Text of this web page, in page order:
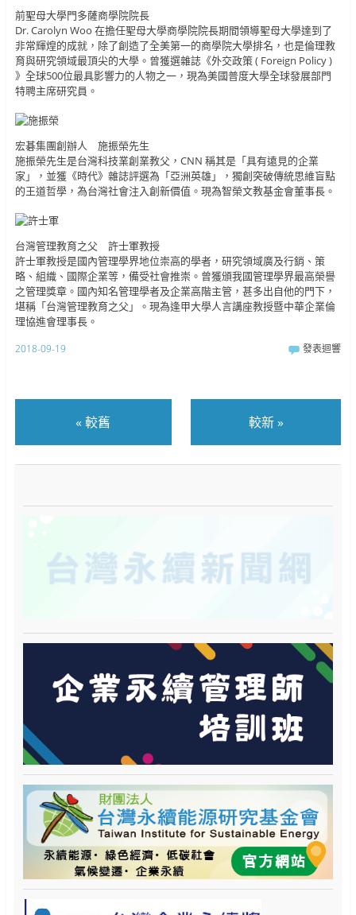
前聖母大學門多薩商學院院長
Dr. Carolyn Woo 在擔任聖母大學商學院院長期間領導聖母大學達到了
非常輝煌的成就，除了創造了全美第一的商學院大學排名，也是倫理教
育與研究領域最頂尖的大學。曾獲選雜誌《外交政策 ( Foreign Policy )
》全球500位最具影響力的人物之一，現為美國普度大學全球發展部門
特聘主席研究員。
宏碁集團創辦人 施振榮先生
施振榮先生是台灣科技業創業教父，CNN 稱其是「具有遠見的企業
家」，並獲《時代》雜誌評選為「亞洲英雄」，獨創突破傳統思維盲點
的王道哲學，為台灣社會注入創新價值。現為智榮文教基金會董事長。
台灣管理教育之父 許士軍教授
許士軍教授是國內管理學界地位崇高的學者，研究領域廣及行銷、策
略、組織、國際企業等，備受社會推崇。曾獲頒我國管理學界最高榮譽
之管理獎章。國內知名管理學者及企業高階主管，甚多出自他的門下，
堪稱「台灣管理教育之父」。現為逢甲大學人言講座教授暨中華企業倫
理協進會理事長。
2018-09-19 發表迴響
« 較舊 較新»